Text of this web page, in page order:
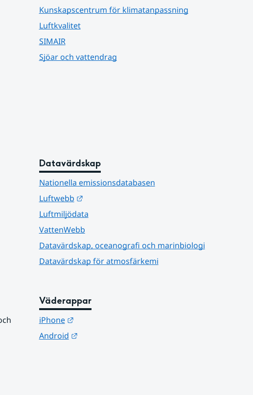
Kunskapscentrum för klimatanpassning
Luftkvalitet
SIMAIR
Sjöar och vattendrag
Datavärdskap
Nationella emissionsdatabasen
Luftwebb
Länk till annan webbplats.
Luftmiljödata
VattenWebb
Datavärdskap, oceanografi och marinbiologi
Datavärdskap för atmosfärkemi
Väderappar
iPhone
Länk till annan webbplats.
Android
Länk till annan webbplats.